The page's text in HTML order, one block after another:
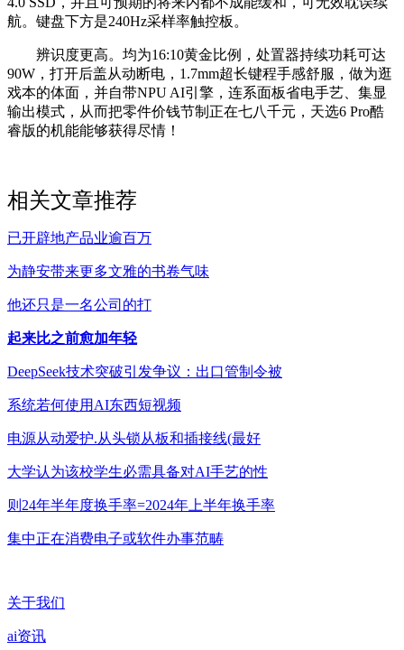
航。键盘下方是240Hz采样率触控板。
辨识度更高。均为16:10黄金比例，处置器持续功耗可达
90W，打开后盖从动断电，1.7mm超长键程手感舒服，做为逛
戏本的体面，并自带NPU AI引擎，连系面板省电手艺、集显
输出模式，从而把零件价钱节制正在七八千元，天选6 Pro酷
睿版的机能能够获得尽情！
相关文章推荐
已开辟地产品业逾百万
为静安带来更多文雅的书卷气味
他还只是一名公司的打
起来比之前愈加年轻
DeepSeek技术突破引发争议：出口管制令被
系统若何使用AI东西短视频
电源从动爱护.从头锁从板和插接线(最好
大学认为该校学生必需具备对AI手艺的性
则24年半年度换手率=2024年上半年换手率
集中正在消费电子或软件办事范畴
关于我们
ai资讯